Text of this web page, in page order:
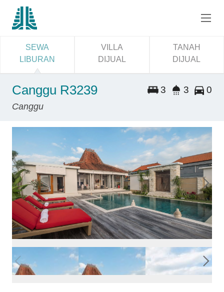
SEWA
LIBURAN
VILLA
DIJUAL
TANAH
DIJUAL
Canggu R3239
Canggu
3 3 0